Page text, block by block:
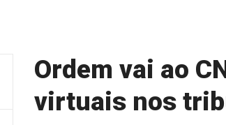
Ordem vai ao
virtuais nos